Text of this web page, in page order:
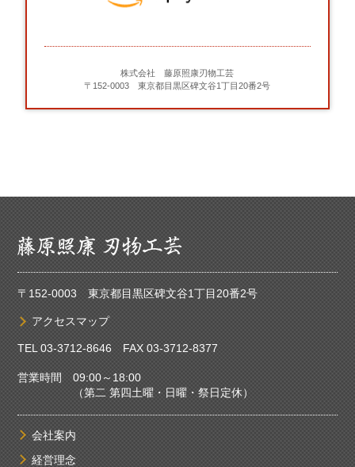
株式会社 藤原照康刃物工芸
〒152-0003 東京都目黒区碑文谷1丁目20番2号
〒152-0003 東京都目黒区碑文谷1丁目20番2号
アクセスマップ
TEL03-3712-8646FAX 03-3712-8377
営業時間 09:00～18:00
（第二 第四土曜・日曜・祭日定休）
会社案内
経営理念